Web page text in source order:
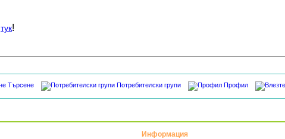
тук!
Търсене Потребителски групи Профил
Информация